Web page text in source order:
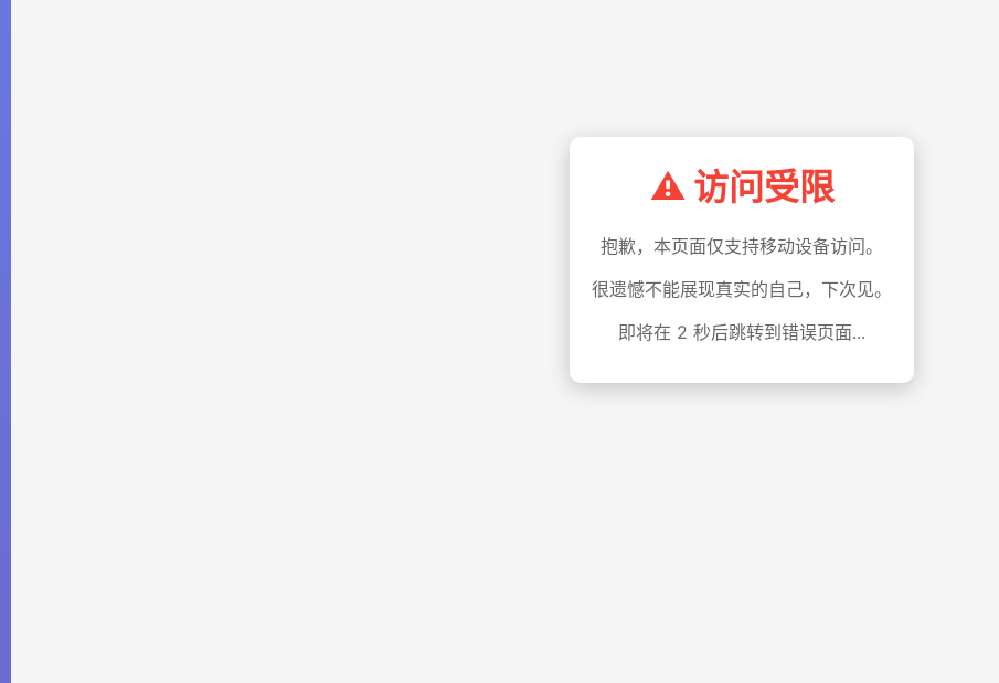
⚠️ 访问受限
抱歉，本页面仅支持移动设备访问。
很遗憾不能展现真实的自己，下次见。
即将在1秒后跳转到错误页面...